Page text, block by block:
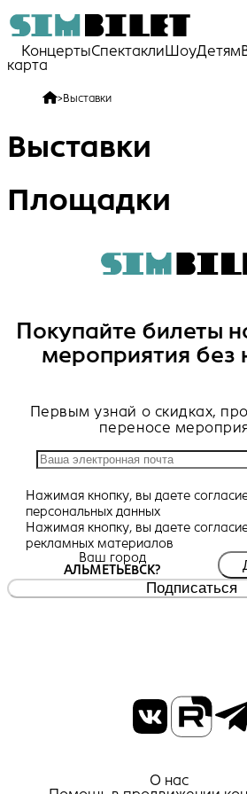
КонцертыСпектакли ШоуДетям
карта
>Выставки
Выставки
Площадки
Покупайте билеты
мероприятия без
Первым узнай о скидках,
переносе
Нажимая кнопку, вы даете
персональных данных
Нажимая кнопку, вы даете
рекламных материалов
Ваш город
АЛЬМЕТЬЕВСК?
Подписаться
О нас